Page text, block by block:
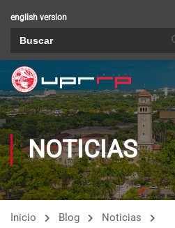
english version
NOTICIAS
Inicio Blog
Noticias